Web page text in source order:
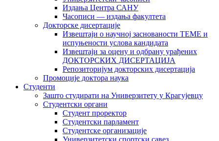
Издања Центра САНУ
Часописи — издања факултета
Докторске дисертације
Извештаји о научној заснованости ТЕМЕ и
испуњености услова кандидата
Извештаји за оцену и одбрану урађених
ДОКТОРСКИХ ДИСЕРТАЦИЈА
Репозиторијум докторских дисертација
Промоције доктора наука
Студенти
Зашто студирати на Универзитету у Крагујевцу
Студентски органи
Студент проректор
Студентски парламент
Студентске организације
Универзитетски спортски савез